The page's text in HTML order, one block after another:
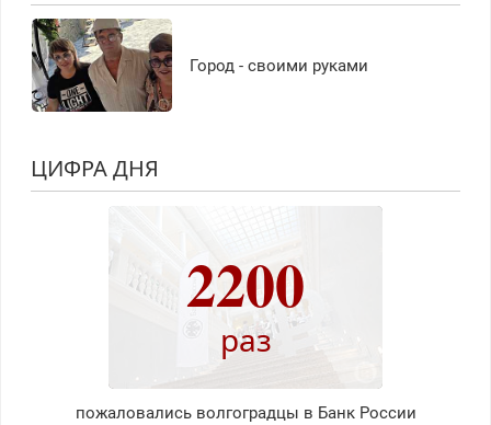
Город - своими руками
ЦИФРА ДНЯ
2200
раз
пожаловались волгоградцы в Банк России